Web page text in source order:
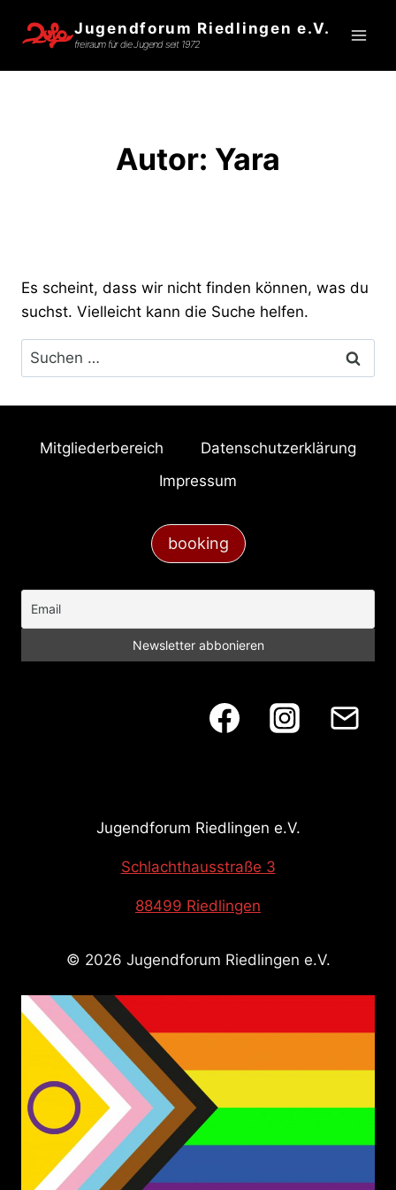
Inhalt
Jugendforum Riedlingen e.V.
freiraum für die Jugend seit 1972
Autor: Yara
Es scheint, dass wir nicht finden können, was du
suchst. Vielleicht kann die Suche helfen.
Suchen
nach:
Mitgliederbereich
Datenschutzerklärung
Impressum
booking
Jugendforum Riedlingen e.V.
Schlachthausstraße 3
88499 Riedlingen
© 2026 Jugendforum Riedlingen e.V.